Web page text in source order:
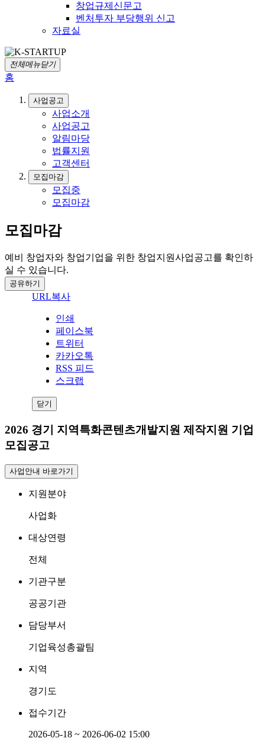
창업규제신문고
벤처투자 부당행위 신고
자료실
전체메뉴닫기
홈
사업공고
사업소개
사업공고
알림마당
법률지원
고객센터
모집마감
모집중
모집마감
모집마감
예비 창업자와 창업기업을 위한 창업지원사업공고를 확인하
실 수 있습니다.
공유하기
URL복사
인쇄
페이스북
트위터
카카오톡
RSS 피드
스크랩
닫기
2026 경기 지역특화콘텐츠개발지원 제작지원 기업
모집공고
사업안내 바로가기
지원분야
사업화
대상연령
전체
기관구분
공공기관
담당부서
기업육성총괄팀
지역
경기도
접수기간
2026-05-18 ~ 2026-06-02 15:00